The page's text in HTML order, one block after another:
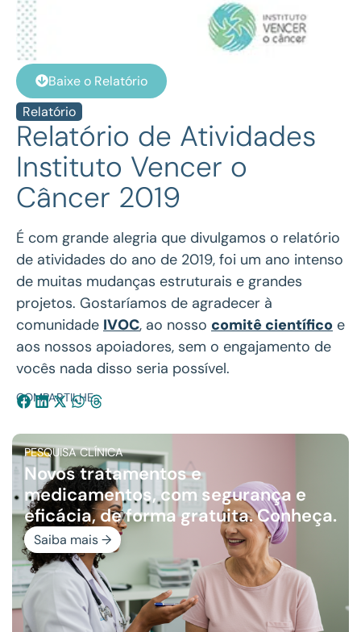
Baixe o Relatório
Relatório
Relatório de Atividades
Instituto Vencer o
Câncer 2019
É com grande alegria que divulgamos o relatório
de atividades do ano de 2019, foi um ano intenso
de muitas mudanças estruturais e grandes
projetos. Gostaríamos de agradecer à
comunidade IVOC, ao nosso comitê científico e
aos nossos apoiadores, sem o engajamento de
vocês nada disso seria possível.
COMPARTILHE:
PESQUISA CLÍNICA
Novos tratamentos e
medicamentos, com segurança e
eficácia, de forma gratuita. Conheça.
Saiba mais →